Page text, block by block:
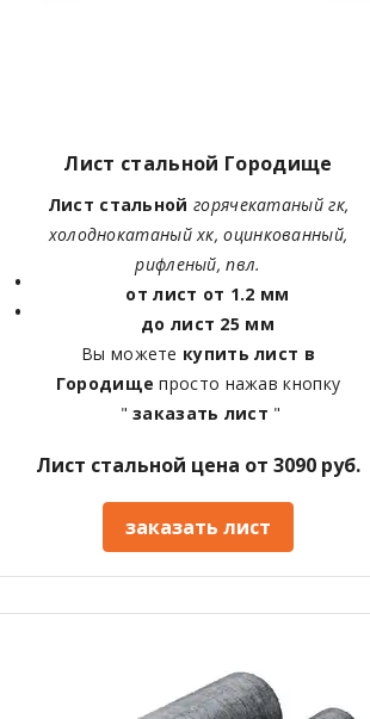
Лист стальной Городище
Лист стальной горячекатаный гк,
холоднокатаный хк, оцинкованный,
рифленый, пвл.
от лист от 1.2 мм
до лист 25 мм
Вы можете купить лист в
Городищепросто нажав кнопку
"заказать лист "
Лист стальной цена от 3090 руб.
заказать лист